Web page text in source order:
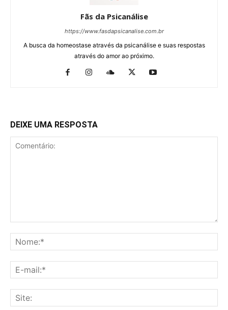
Fãs da Psicanálise
https://www.fasdapsicanalise.com.br
A busca da homeostase através da psicanálise e suas respostas
através do amor ao próximo.
DEIXE UMA RESPOSTA